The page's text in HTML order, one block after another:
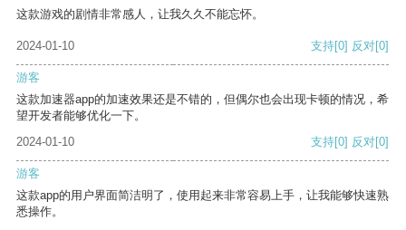
这款游戏的剧情非常感人，让我久久不能忘怀。
2024-01-10 支持[0] 反对[0]
游客
这款加速器app的加速效果还是不错的，但偶尔也会出现卡顿的情况，希
望开发者能够优化一下。
2024-01-10
支持[0] 反对[0]
游客
这款app的用户界面简洁明了，使用起来非常容易上手，让我能够快速熟
悉操作。